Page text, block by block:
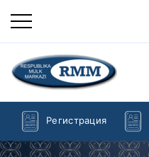
Регистрация